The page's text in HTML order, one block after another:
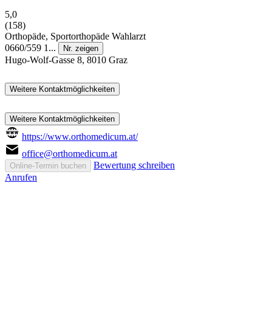
5,0
(158)
Orthopäde, Sportorthopäde Wahlarzt
0660/559 1...
Nr. zeigen
Hugo-Wolf-Gasse 8, 8010 Graz
Weitere Kontaktmöglichkeiten
Weitere Kontaktmöglichkeiten
https://www.orthomedicum.at/
office@orthomedicum.at
Online-Termin buchen
Bewertung schreiben
Anrufen